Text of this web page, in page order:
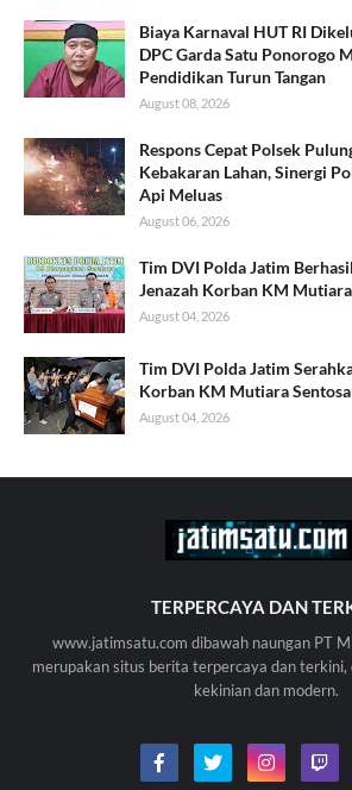
Biaya Karnaval HUT RI
DPC Garda Satu Ponorogo
Pendidikan Turun Tangan
August 08, 2026
Respons Cepat Polsek
Kebakaran Lahan, Sinergi
Api Meluas
August 06, 2026
Tim DVI Polda Jatim
Jenazah Korban KM
August 04, 2026
Tim DVI Polda Jatim
Korban KM Mutiara
August 04, 2026
TERPERCAYA DAN
www.jatimsatu.com dibawah naungan PT
merupakan situs berita terpercaya dan terkini,
kekinian dan modern.